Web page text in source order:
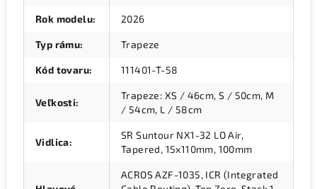
Rok modelu: 2026
Typ rámu: Trapeze
Kód tovaru: 111401-T-58
Veľkosti:
Trapeze: XS / 46cm, S / 50cm, M
/ 54cm, L / 58cm
Vidlica:
SR Suntour NX1-32 LO Air,
Tapered, 15x110mm, 100mm
ACROS AZF-1035, ICR (Integrated